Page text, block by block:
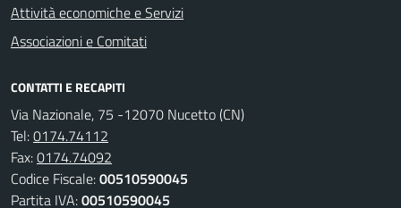
Attività economiche e Servizi
Associazioni e Comitati
CONTATTI E RECAPITI
Via Nazionale, 75 -12070 Nucetto (CN)
Tel:0174.74112
Fax:0174.74092
Codice Fiscale:00510590045
Partita IVA:00510590045